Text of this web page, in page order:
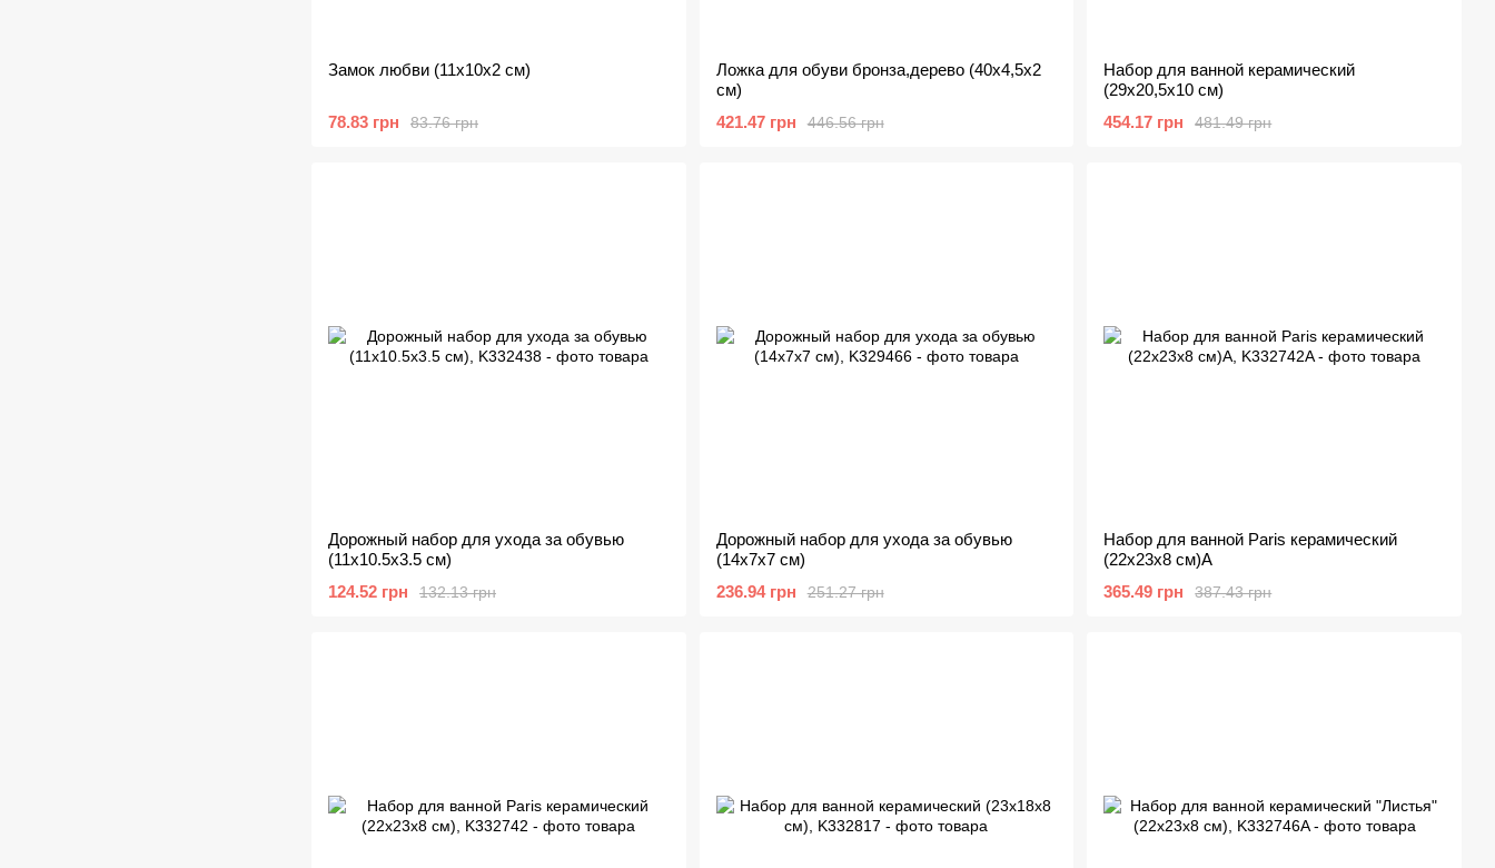
Замок любви (11х10х2 см)
83.76 грн
78.83 грн
Ложка для обуви бронза,дерево (40х4,5х2
см)
446.56 грн
421.47 грн
Набор для ванной керамический
(29х20,5х10 см)
481.49 грн
454.17 грн
Дорожный набор для ухода за обувью
(11х10.5х3.5 см)
132.13 грн
124.52 грн
Дорожный набор для ухода за обувью
(14х7х7 см)
251.27 грн
236.94 грн
Набор для ванной Paris керамический
(22х23х8 см)A
387.43 грн
365.49 грн